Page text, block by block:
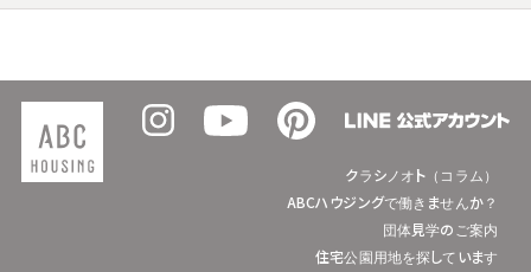
クラシノオト（コラム）
ABCハウジングで働きませんか？
団体見学のご案内
住宅公園用地を探しています